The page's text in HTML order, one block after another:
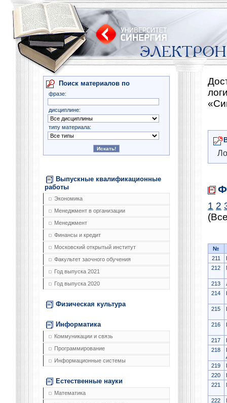
Поиск материалов по
фразе:
дисциплине:
типу материала:
Выпускные квалификационные
работы
Экономика
Менеджмент в организации
Менеджмент
Финансы и кредит
Московский открытый институт
Факультет заочного обучения
Год выпуска 2021
Год выпуска 2020
Физическая культура
Информатика
Коммуникации и связь
Программирование
Информационные системы
Естественные науки
Математика
1 2
№
211
212
213
214
215
216
217
218
219
220
221
222